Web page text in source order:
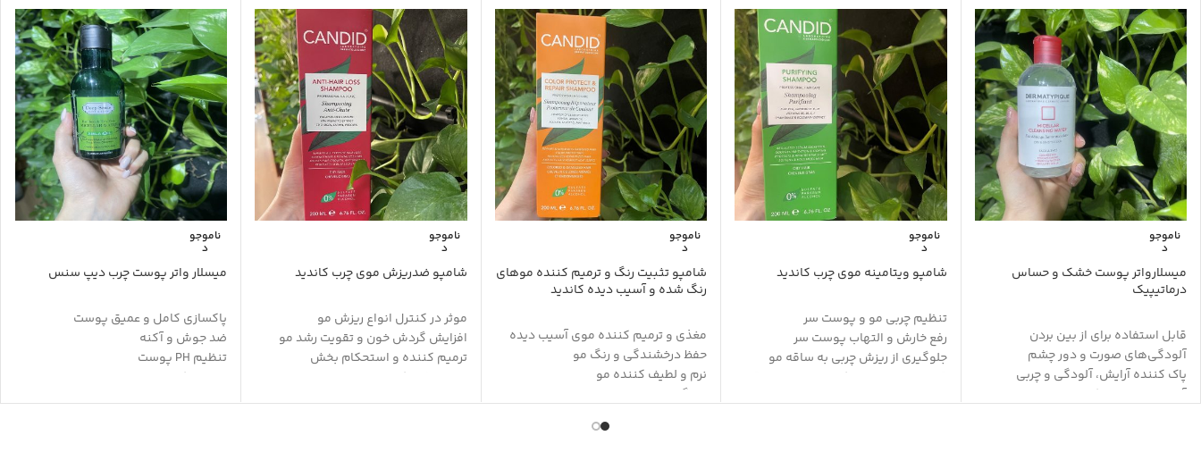
ناموجو
د
میسلارواتر پوست خشک و حساس
درماتیپیک
قابل استفاده برای از بین بردن
آلودگی‌های صورت و دور چشم
پاک کننده آرایش، آلودگی و چربی
آبرسان و مرطوب کننده
ناموجو
د
شامپو ویتامینه موی چرب کاندید
تنظیم چربی مو و پوست سر
رفع خارش و التهاب پوست سر
جلوگیری از ریزش چربی به ساقه مو
قابل استفاده برای کف سر چرب و ساقه
ناموجو
د
شامپو تثبیت رنگ و ترمیم کننده موهای
رنگ شده و آسیب دیده کاندید
مغذی و ترمیم کننده موی آسیب دیده
حفظ درخشندگی و رنگ مو
نرم و لطیف کننده مو
جلوگیری از ایجاد موخوره
ناموجو
د
شامپو ضدریزش موی چرب کاندید
موثر در کنترل انواع ریزش مو
افزایش گردش خون و تقویت رشد مو
ترمیم کننده و استحکام بخش
تقویت فولیکول مو
ناموجو
د
میسلار واتر پوست چرب دیپ سنس
پاکسازی کامل و عمیق پوست
ضد جوش و آکنه
تنظیم PH پوست
مرطوب کننده